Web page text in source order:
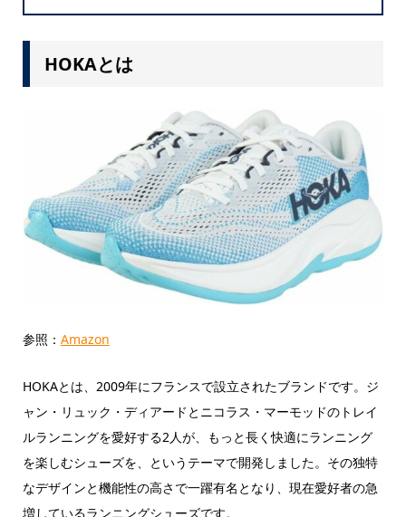
HOKAとは
参照： Amazon
HOKAとは、2009年にフランスで設立されたブランドです。ジ
ャン・リュック・ディアードとニコラス・マーモッドのトレイ
ルランニングを愛好する2人が、もっと長く快適にランニング
を楽しむシューズを、というテーマで開発しました。その独特
なデザインと機能性の高さで一躍有名となり、現在愛好者の急
増しているランニングシューズです。